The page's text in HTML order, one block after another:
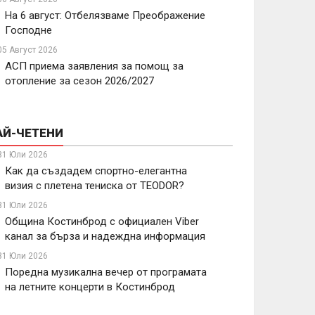
На 6 август: Отбелязваме Преображение
Господне
Август 2026
АСП приема заявления за помощ за
отопление за сезон 2026/2027
ЧЕТЕНИ
Юли 2026
Как да създадем спортно-елегантна
визия с плетена тениска от TEODOR?
Юли 2026
Община Костинброд с официален Viber
канал за бърза и надеждна информация
Юли 2026
Поредна музикална вечер от програмата
на летните концерти в Костинброд